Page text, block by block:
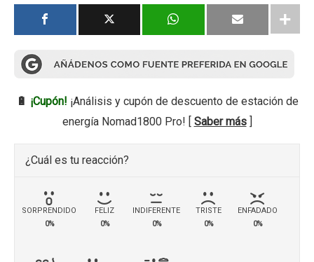
🔋 ¡Cupón! ¡Análisis y cupón de descuento de estación de
energía Nomad1800 Pro! [ Saber más]
¿Cuál es tu reacción?
SORPRENDIDO
0%
FELIZ
0%
INDIFERENTE
0%
TRISTE
0%
ENFADADO
0%